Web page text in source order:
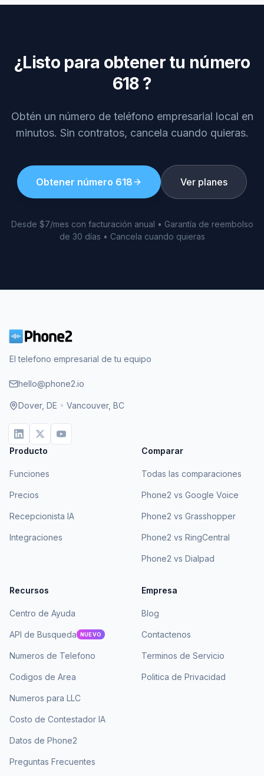
¿Listo para obtener tu número
618 ?
Obtén un número de teléfono empresarial local en
minutos. Sin contratos, cancela cuando quieras.
Obtener número 618 Ver planes
Desde $7/mes con facturación anual • Garantía de reembolso
de 30 días • Cancela cuando quieras
El telefono empresarial de tu equipo
hello@phone2.io
Dover, DE • Vancouver, BC
Producto
Funciones
Precios
Recepcionista IA
Integraciones
Comparar
Todas las comparaciones
Phone2 vs Google Voice
Phone2 vs Grasshopper
Phone2 vs RingCentral
Phone2 vs Dialpad
Recursos
Centro de Ayuda
API de Busqueda NUEVO
Numeros de Telefono
Codigos de Area
Numeros para LLC
Costo de Contestador IA
Datos de Phone2
Preguntas Frecuentes
Empresa
Blog
Contactenos
Terminos de Servicio
Politica de Privacidad